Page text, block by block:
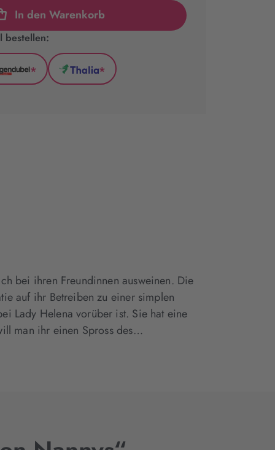
In den Warenkorb
bestellen:
Hugendubel
*
Thalia
*
bei ihren Freundinnen ausweinen. Die
auf ihr Betreiben zu einer simplen
Lady Helena vorüber ist. Sie hat eine
man ihr einen Spross des…